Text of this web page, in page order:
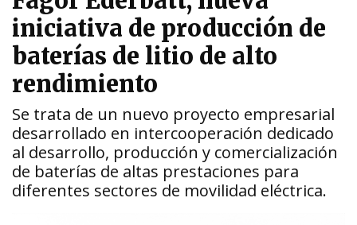
iniciativa de producción de
baterías de litio de alto
rendimiento
Se trata de un nuevo proyecto empresarial
desarrollado en intercooperación dedicado
al desarrollo, producción y comercialización
de baterías de altas prestaciones para
diferentes sectores de movilidad eléctrica.